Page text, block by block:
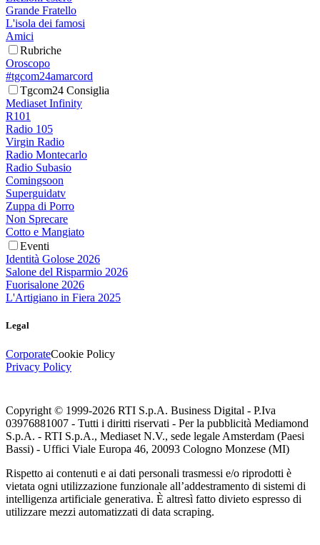
Grande Fratello
L'isola dei famosi
Amici
Rubriche
Oroscopo
#tgcom24amarcord
Tgcom24 Consiglia
Mediaset Infinity
R101
Radio 105
Virgin Radio
Radio Montecarlo
Radio Subasio
Comingsoon
Superguidatv
Zuppa di Porro
Non Sprecare
Cotto e Mangiato
Eventi
Identità Golose 2026
Salone del Risparmio 2026
Fuorisalone 2026
L'Artigiano in Fiera 2025
Legal
CorporateCookie Policy
Privacy Policy
Copyright © 1999-2026 RTI S.p.A. Business Digital - P.Iva
03976881007 - Tutti i diritti riservati - Per la pubblicità Mediamond
S.p.A. - RTI S.p.A., Mediaset N.V., sede legale Amsterdam (Paesi
Bassi) - Uffici Viale Europa 46, 20093 Cologno Monzese (MI)
Rispetto ai contenuti e ai dati personali trasmessi e/o riprodotti è
vietata ogni utilizzazione funzionale all’addestramento di sistemi di
intelligenza artificiale generativa. È altresì fatto divieto espresso di
utilizzare mezzi automatizzati di data scraping.